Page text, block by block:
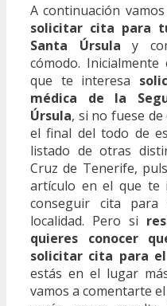
A continuación
solicitar cita para
Santa Úrsula y
cómodo.
que te interesa
médica de la
Úrsula, si no fuese
el final del todo de
listado de otras
Cruz de Tenerife,
artículo en el que te
conseguir cita para
localidad. Pero si
quieres conocer
solicitar cita para
estás en el lugar
vamos a comentarte